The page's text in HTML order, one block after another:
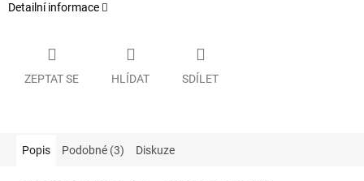
Detailní informace
ZEPTAT SE HLÍDAT SDÍLET
Popis Podobné (3) Diskuze